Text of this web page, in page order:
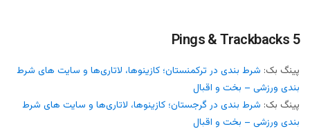
5 Pings & Trackbacks
پینگ بک: شرط بندی در ترکمنستان؛ کازینوها، لاتاری‌ها و سایت های شرط
بندی ورزشی – بخت و اقبال
پینگ بک: شرط بندی در گرجستان؛ کازینوها، لاتاری‌ها و سایت های شرط
بندی ورزشی – بخت و اقبال